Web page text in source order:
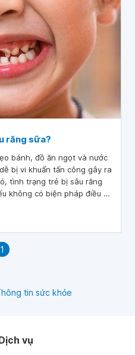
răng sữa?
bánh, đồ ăn ngọt và nước
bị vi khuẩn tấn công gây ra
tình trạng trẻ bị sâu răng
không có biện pháp điều trị
trọng đến sức khỏe, sự
1
tin sức khỏe
vụ